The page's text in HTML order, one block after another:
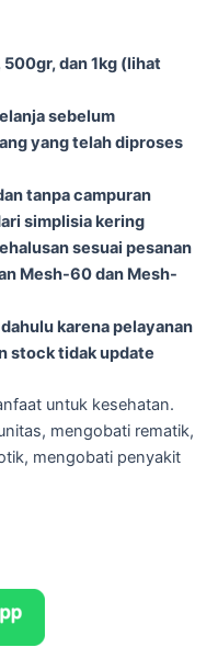
dan 1kg (lihat
sebelum
yang telah diproses
tanpa campuran
simplisia kering
sesuai pesanan
Mesh-60 dan Mesh-
karena pelayanan
stock tidak update
untuk kesehatan.
mengobati rematik,
mengobati penyakit